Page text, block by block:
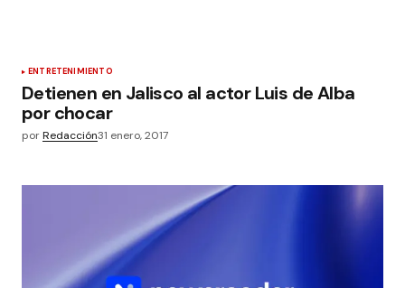
ENTRETENIMIENTO
Detienen en Jalisco al actor Luis de Alba
por chocar
porRedacción31 enero, 2017